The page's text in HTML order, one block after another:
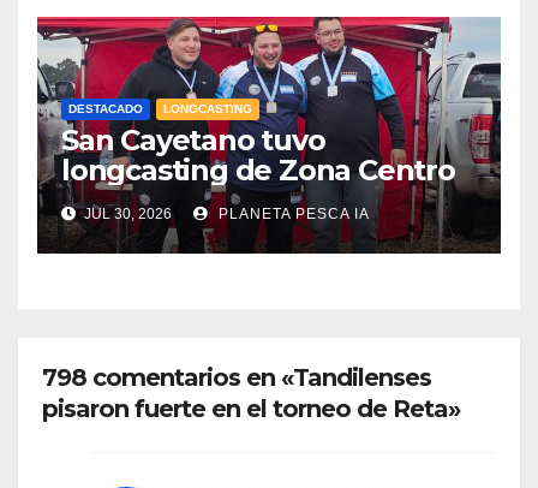
DESTACADO LONGCASTING
San Cayetano tuvo
longcasting de Zona Centro
JUL 30, 2026 PLANETA PESCA IA
798 comentarios en «Tandilenses
pisaron fuerte en el torneo de Reta»